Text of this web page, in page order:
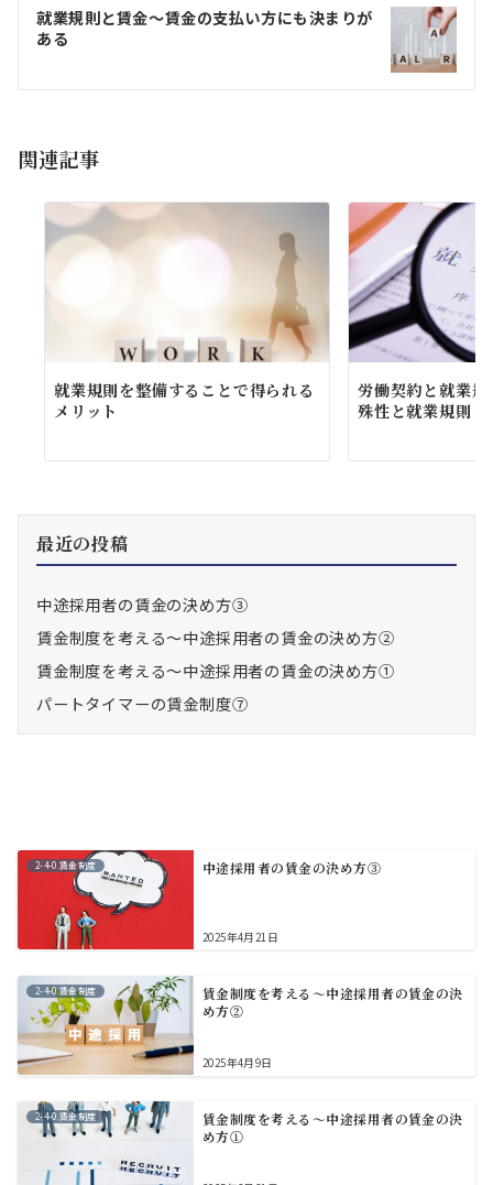
ゲ
ー
シ
ン
就業規則と賃金～賃金の支払い方にも決まりが
ある
関連記事
就業規則を整備することで得られる
メリット
労働契約と就業
殊性と就業規則
最近の投稿
中途採用者の賃金の決め方③
賃金制度を考える～中途採用者の賃金の決め方②
賃金制度を考える～中途採用者の賃金の決め方①
パートタイマーの賃金制度⑦
2-4-0.賃金制度 中途採用者の賃金の決め方③
2025年4月21日
2-4-0.賃金制度
賃金制度を考える～中途採用者の賃金の決
め方②
2025年4月9日
2-4-0.賃金制度
賃金制度を考える～中途採用者の賃金の決
め方①